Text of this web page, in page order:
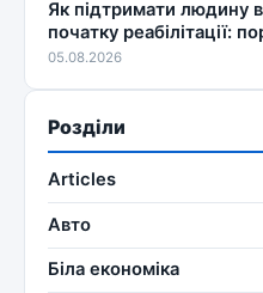
Як підтримати людину
початку реабілітації:
05.08.2026
Розділи
Articles
Авто
Біла економіка